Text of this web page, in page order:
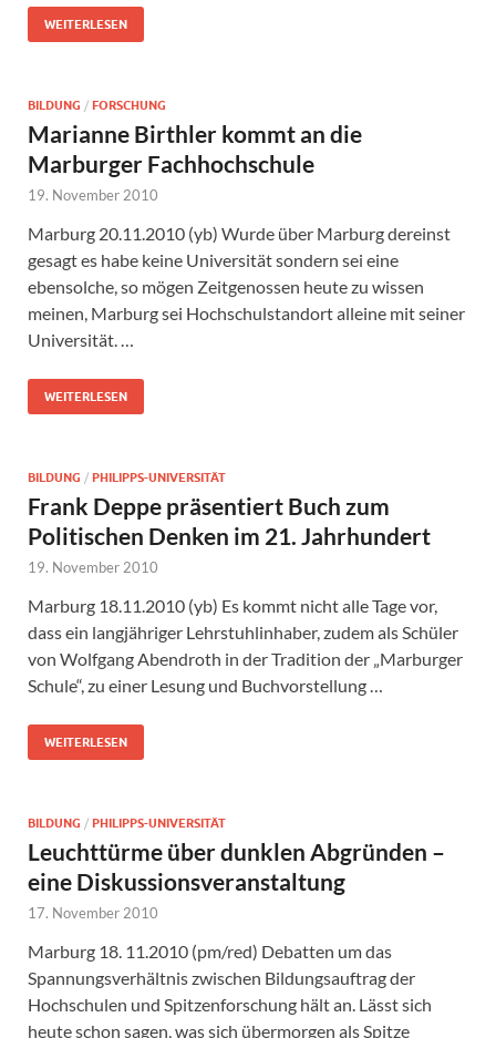
WEITERLESEN
BILDUNG / FORSCHUNG
Marianne Birthler kommt an die
Marburger Fachhochschule
19. November 2010
Marburg 20.11.2010 (yb) Wurde über Marburg dereinst
gesagt es habe keine Universität sondern sei eine
ebensolche, so mögen Zeitgenossen heute zu wissen
meinen, Marburg sei Hochschulstandort alleine mit seiner
Universität. …
WEITERLESEN
BILDUNG / PHILIPPS-UNIVERSITÄT
Frank Deppe präsentiert Buch zum
Politischen Denken im 21. Jahrhundert
19. November 2010
Marburg 18.11.2010 (yb) Es kommt nicht alle Tage vor,
dass ein langjähriger Lehrstuhlinhaber, zudem als Schüler
von Wolfgang Abendroth in der Tradition der „Marburger
Schule“, zu einer Lesung und Buchvorstellung …
WEITERLESEN
BILDUNG / PHILIPPS-UNIVERSITÄT
Leuchttürme über dunklen Abgründen –
eine Diskussionsveranstaltung
17. November 2010
Marburg 18. 11.2010 (pm/red) Debatten um das
Spannungsverhältnis zwischen Bildungsauftrag der
Hochschulen und Spitzenforschung hält an. Lässt sich
heute schon sagen, was sich übermorgen als Spitze